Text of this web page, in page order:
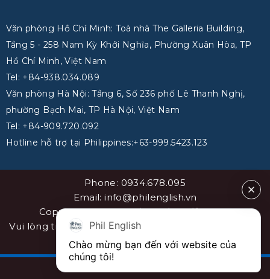
Văn phòng Hồ Chí Minh: Toà nhà The Galleria Building,
Tầng 5 - 258 Nam Kỳ Khởi Nghĩa, Phường Xuân Hòa, TP
Hồ Chí Minh, Việt Nam
Tel: +84-938.034.089
Văn phòng Hà Nội: Tầng 6, Số 236 phố Lê Thanh Nghị,
phường Bạch Mai, TP Hà Nội, Việt Nam
Tel: +84-909.720.092
Hotline hỗ trợ tại Philippines:+63-999.5423.123
Phone: 0934.678.095
Email: info@philenglish.vn
Copyright 2026 ©PhilEnglish Việt Nam
Vui lòng trích dẫn nguồn khi sao chép bài viết. Sơ đồ
websitesitemap
Phil English
Chào mừng bạn đến với website của
chúng tôi!